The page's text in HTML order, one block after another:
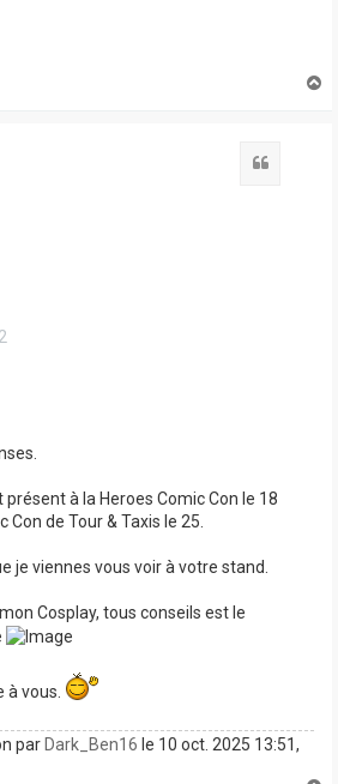
à la Heroes Comic Con le 18
de Tour & Taxis le 25.
je viennes vous voir à votre stand.
Cosplay, tous conseils est le
à vous.
par Dark_Ben16 le 10 oct. 2025 13:51,